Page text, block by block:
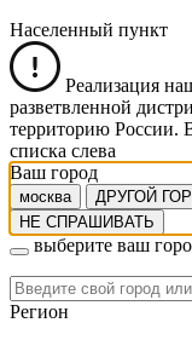
Населенный пункт
Реализация
разветвленной
территорию России.
списка слева
Ваш город
москва ДРУГОЙ
НЕ СПРАШИВАТЬ
выберите ваш
Регион